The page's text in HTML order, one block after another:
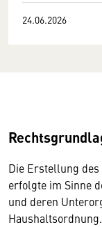
24.06.2026
Die Erstellung
erfolgte im Sinne
und deren
Haushaltsordnung.